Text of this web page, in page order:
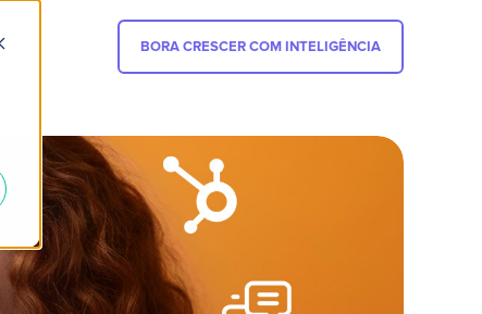
BORA CRESCER COM INTELIGÊNCIA